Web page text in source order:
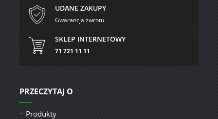
UDANE ZAKUPY
Gwarancja zwrotu
SKLEP INTERNETOWY
71 721 11 11
PRZECZYTAJ O
Produkty